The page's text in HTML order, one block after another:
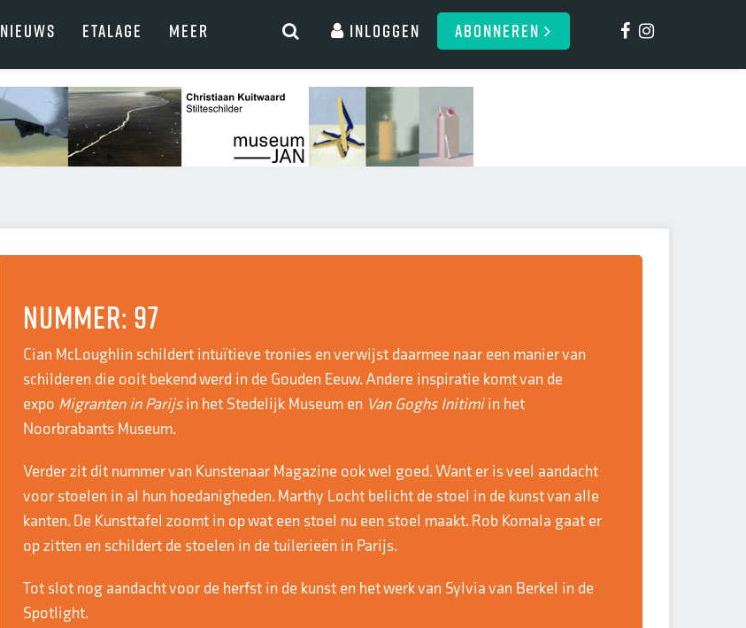
NIEUWS ETALAGE MEER Inloggen ABONNEREN
Nummer: 97
Cian McLoughlin schildert intuïtieve tronies en verwijst daarmee naar een manier van
schilderen die ooit bekend werd in de Gouden Eeuw. Andere inspiratie komt van de
expo Migranten in Parijsin het Stedelijk Museum en Van Goghs Initimiin het
Noorbrabants Museum.
Verder zit dit nummer van Kunstenaar Magazine ook wel goed. Want er is veel aandacht
voor stoelen in al hun hoedanigheden. Marthy Locht belicht de stoel in de kunst van alle
kanten. De Kunsttafel zoomt in op wat een stoel nu een stoel maakt. Rob Komala gaat er
op zitten en schildert de stoelen in de tuilerieën in Parijs.
Tot slot nog aandacht voor de herfst in de kunst en het werk van Sylvia van Berkel in de
Spotlight.